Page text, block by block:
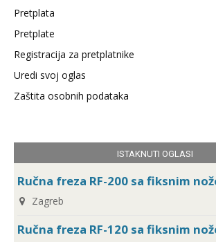
Pretplata
Pretplate
Registracija za pretplatnike
Uredi svoj oglas
Zaštita osobnih podataka
ISTAKNUTI OGLASI
Ručna freza RF-200 sa fiksnim
Zagreb
Ručna freza RF-120 sa fiksnim